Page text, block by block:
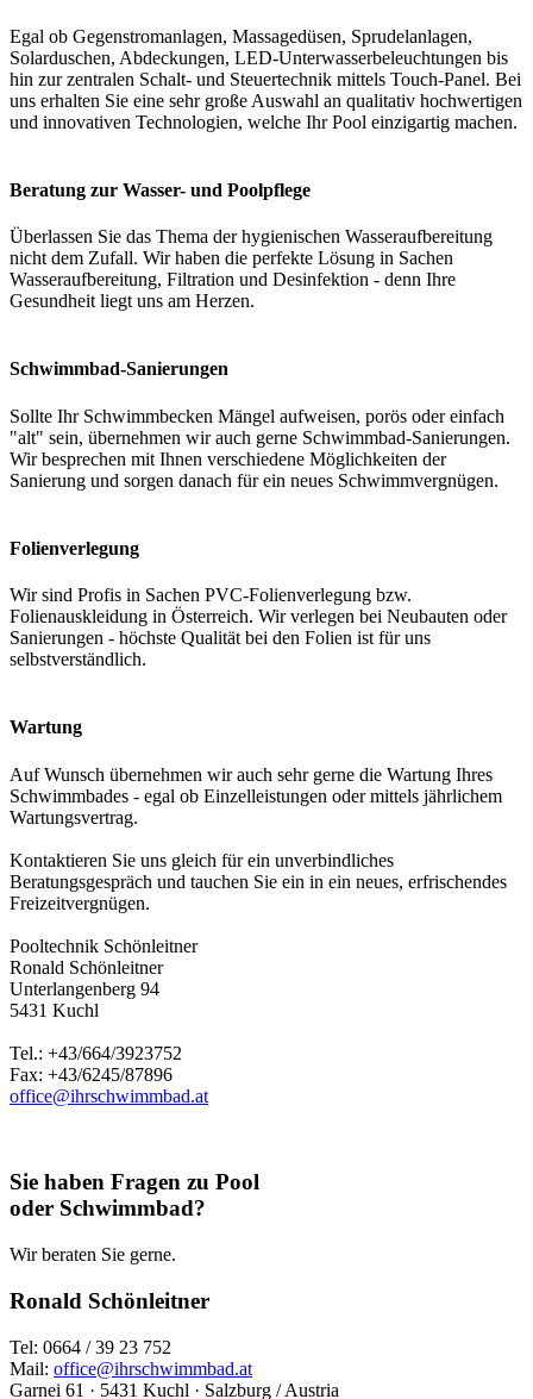
Egal ob Gegenstromanlagen, Massagedüsen, Sprudelanlagen,
Solarduschen, Abdeckungen, LED-Unterwasserbeleuchtungen bis
hin zur zentralen Schalt- und Steuertechnik mittels Touch-Panel. Bei
uns erhalten Sie eine sehr große Auswahl an qualitativ hochwertigen
und innovativen Technologien, welche Ihr Pool einzigartig machen.
Beratung zur Wasser- und Poolpflege
Überlassen Sie das Thema der hygienischen Wasseraufbereitung
nicht dem Zufall. Wir haben die perfekte Lösung in Sachen
Wasseraufbereitung, Filtration und Desinfektion - denn Ihre
Gesundheit liegt uns am Herzen.
Schwimmbad-Sanierungen
Sollte Ihr Schwimmbecken Mängel aufweisen, porös oder einfach
"alt" sein, übernehmen wir auch gerne Schwimmbad-Sanierungen.
Wir besprechen mit Ihnen verschiedene Möglichkeiten der
Sanierung und sorgen danach für ein neues Schwimmvergnügen.
Folienverlegung
Wir sind Profis in Sachen PVC-Folienverlegung bzw.
Folienauskleidung in Österreich. Wir verlegen bei Neubauten oder
Sanierungen - höchste Qualität bei den Folien ist für uns
selbstverständlich.
Wartung
Auf Wunsch übernehmen wir auch sehr gerne die Wartung Ihres
Schwimmbades - egal ob Einzelleistungen oder mittels jährlichem
Wartungsvertrag.
Kontaktieren Sie uns gleich für ein unverbindliches
Beratungsgespräch und tauchen Sie ein in ein neues, erfrischendes
Freizeitvergnügen.
Pooltechnik Schönleitner
Ronald Schönleitner
Unterlangenberg 94
5431 Kuchl
Tel.: +43/664/3923752
Fax: +43/6245/87896
office@ihrschwimmbad.at
Sie haben Fragen zu Pool
oder Schwimmbad?
Wir beraten Sie gerne.
Ronald Schönleitner
Tel: 0664 / 39 23 752
Mail: office@ihrschwimmbad.at
Garnei 61 · 5431 Kuchl · Salzburg / Austria